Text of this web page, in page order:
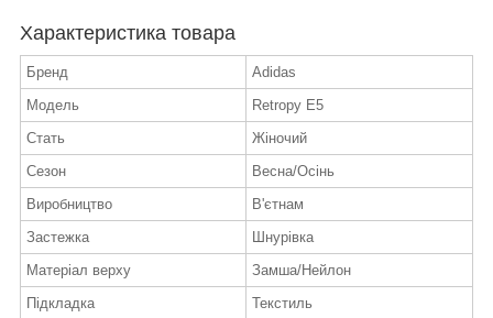
Характеристика товара
Бренд
Adidas
Модель
Retropy E5
Стать
Жіночий
Сезон
Весна/Осінь
Виробництво
В'єтнам
Застежка
Шнурівка
Матеріал верху
Замша/Нейлон
Підкладка
Текстиль